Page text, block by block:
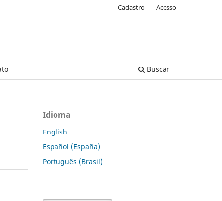
Buscar
Cadastro Acesso
Idioma
English
Español (España)
Português (Brasil)